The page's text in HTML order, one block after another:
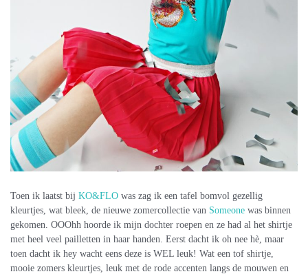
Toen ik laatst bij KO&FLO was zag ik een tafel bomvol gezellig
kleurtjes, wat bleek, de nieuwe zomercollectie van Someone was binnen
gekomen. OOOhh hoorde ik mijn dochter roepen en ze had al het shirtje
met heel veel pailletten in haar handen. Eerst dacht ik oh nee hè, maar
toen dacht ik hey wacht eens deze is WEL leuk! Wat een tof shirtje,
mooie zomers kleurtjes, leuk met de rode accenten langs de mouwen en